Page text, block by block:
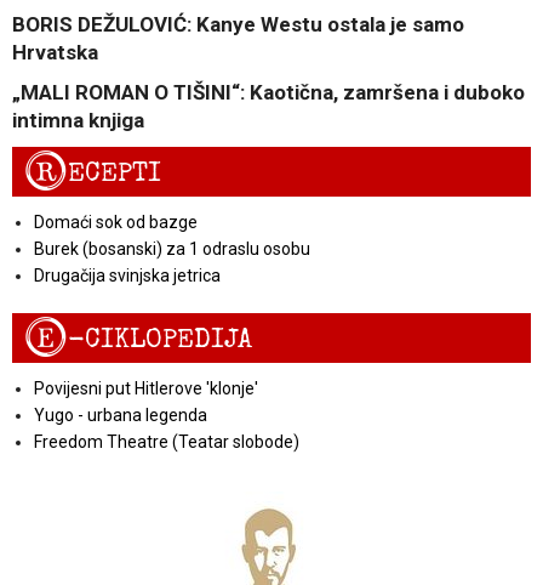
BORIS DEŽULOVIĆ: Kanye Westu ostala je samo
Hrvatska
„MALI ROMAN O TIŠINI“: Kaotična, zamršena i duboko
intimna knjiga
RECEPTI
Domaći sok od bazge
Burek (bosanski) za 1 odraslu osobu
Drugačija svinjska jetrica
E-CIKLOPEDIJA
Povijesni put Hitlerove 'klonje'
Yugo - urbana legenda
Freedom Theatre (Teatar slobode)